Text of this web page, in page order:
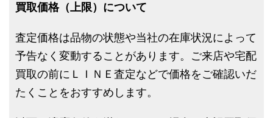
買取価格（上限）について
査定価格は品物の状態や当社の在庫状況によって
予告なく変動することがあります。ご来店や宅配
買取の前にＬＩＮＥ査定などで価格をご確認いだ
たくことをおすすめします。